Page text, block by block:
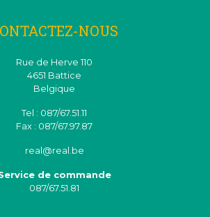
NOUS
Rue de Herve 110
4651 Battice
Belgique
Tel : 087/67.51.11
Fax : 087/67.97.87
real@real.be
de commande
087/67.51.81